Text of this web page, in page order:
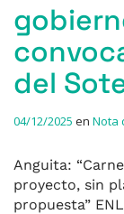
del
04/12/2025 en Nota
Anguita:
proyecto, sin
propuesta”